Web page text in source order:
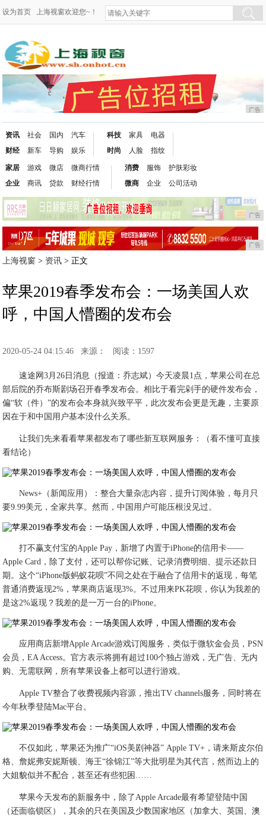
设为首页 上海视窗欢迎您~！
广告
资讯
财经
社会
新车
国内
导购
汽车
娱乐
科技
时尚
家具
人脸
电器
指纹
家居
企业
游戏
商讯
微店
贷款
微商行情
财经行情
消费
微商
服饰
企业
护肤彩妆
公司活动
广告
广告
上海视窗 > 资讯 > 正文
苹果2019春季发布会：一场美国人欢
呼，中国人懵圈的发布会
2020-05-24 04:15:46 来源： 阅读：1597
速途网3月26日消息（报道：乔志斌）今天凌晨1点，苹果公司在总
部后院的乔布斯剧场召开春季发布会。相比于看完剁手的硬件发布会，
偏“软（件）”的发布会本身就兴致平平，此次发布会更是无趣，主要原
因在于和中国用户基本没什么关系。
让我们先来看看苹果都发布了哪些新互联网服务：（看不懂可直接
看结论）
News+（新闻应用）：整合大量杂志内容，提升订阅体验，每月只
要9.99美元，全家共享。然而，中国用户可能压根没见过。
打不赢支付宝的Apple Pay，新增了内置于iPhone的信用卡——
Apple Card，除了支付，还可以帮你记账、记录消费明细、提示还款日
期。这个“iPhone版蚂蚁花呗”不同之处在于融合了信用卡的返现，每笔
普通消费返现2%，苹果商店返现3%。不过用来PK花呗，你认为我差的
是这2%返现？我差的是一万一台的iPhone。
应用商店新增Apple Arcade游戏订阅服务，类似于微软金会员，PSN
会员，EA Access。官方表示将拥有超过100个独占游戏，无广告、无内
购、无需联网，所有苹果设备上都可以进行游戏。
Apple TV整合了收费视频内容源，推出TV channels服务，同时将在
今年秋季登陆Mac平台。
不仅如此，苹果还为推广“iOS美剧神器” Apple TV+，请来斯皮尔伯
格、詹妮弗安妮斯顿、海王“徐锦江”等大批明星为其代言，然而边上的
大姐貌似并不配合，甚至还有些犯困……
苹果今天发布的新服务中，除了Apple Arcade最有希望登陆中国
（还面临锁区），其余的只在美国及少数国家地区（加拿大、英国、澳